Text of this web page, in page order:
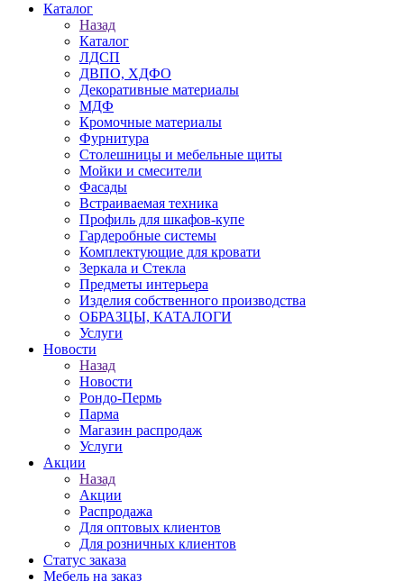
Каталог
Назад
Каталог
ЛДСП
ДВПО, ХДФО
Декоративные материалы
МДФ
Кромочные материалы
Фурнитура
Столешницы и мебельные щиты
Мойки и смесители
Фасады
Встраиваемая техника
Профиль для шкафов-купе
Гардеробные системы
Комплектующие для кровати
Зеркала и Стекла
Предметы интерьера
Изделия собственного производства
ОБРАЗЦЫ, КАТАЛОГИ
Услуги
Новости
Назад
Новости
Рондо-Пермь
Парма
Магазин распродаж
Услуги
Акции
Назад
Акции
Распродажа
Для оптовых клиентов
Для розничных клиентов
Статус заказа
Мебель на заказ